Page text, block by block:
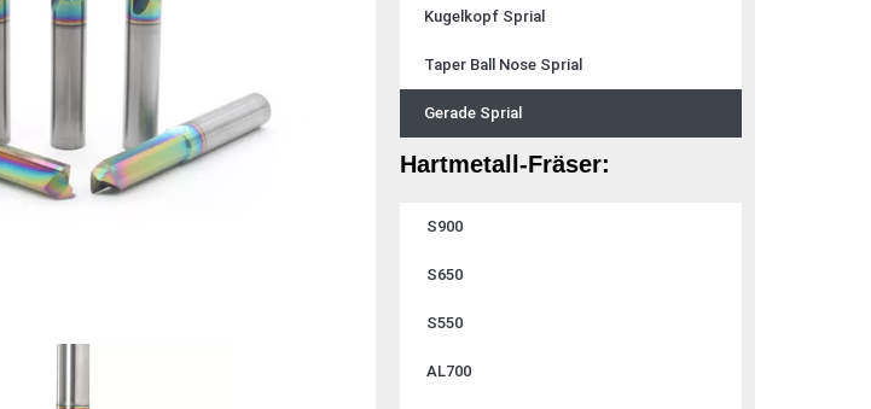
Kugelkopf Sprial
Taper Ball Nose Sprial
Gerade Sprial
Hartmetall-Fräser:
S900
S650
S550
AL700